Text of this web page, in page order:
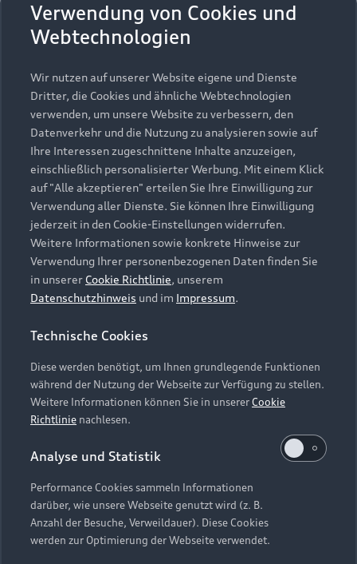
Modelle
Alle Modelle
Modelle vergleichen
Elektromodelle
Plug-in-Hybride
Kaufen & leasen
Neuwagensuche
Gebrauchtwagensuche
Gebrauchtwagen
Finanzierung
Aktionen & Angebote
Geschäftskunden
Service & Zubehör
Saisonale Angebote
Audi Services
Garantie
Audi digital services
myAudi
Support
Kundenservice
Händlersuche
Audi Code
Online-Terminvereinbarung
Servicekontakt
Vertrag widerrufen
Über Audi
Unternehmen
Karriere
Investor Relations
Presse & Media Center
Datenschutz
Audi erleben
Newsletter
Impressum Rechtliches
Hinweisgebersystem
Datenschutzinformation
Cookie-Einstellungen
Cookie-Richtlinie
Barrierefreiheit
Hinweis: Die aktuelle Darstellung und Anordnung der
Embleme am Fahrzeug bei allen Abbildungen auf dieser
Webseite kann abweichen.
Verwendung von Cookies und
Webtechnologien
Wir nutzen auf unserer Website eigene und Dienste
Dritter, die Cookies und ähnliche Webtechnologien
verwenden, um unsere Website zu verbessern, den
Datenverkehr und die Nutzung zu analysieren sowie auf
Ihre Interessen zugeschnittene Inhalte anzuzeigen,
einschließlich personalisierter Werbung. Mit einem Klick
auf "Alle akzeptieren" erteilen Sie Ihre Einwilligung zur
Verwendung aller Dienste. Sie können Ihre Einwilligung
jederzeit in den Cookie-Einstellungen widerrufen.
Weitere Informationen sowie konkrete Hinweise zur
Verwendung Ihrer personenbezogenen Daten finden Sie
in unserer Cookie Richtlinie, unserem
Datenschutzhinweis und im Impressum.
Technische Cookies
Diese werden benötigt, um Ihnen grundlegende Funktionen
während der Nutzung der Webseite zur Verfügung zu stellen.
Weitere Informationen können Sie in unsererCookie
Richtlinie nachlesen.
Analyse und Statistik
Performance Cookies sammeln Informationen
darüber, wie unsere Webseite genutzt wird (z. B.
Anzahl der Besuche, Verweildauer). Diese Cookies
werden zur Optimierung der Webseite verwendet.